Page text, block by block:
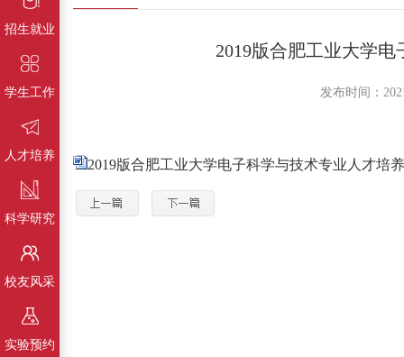
招生就业
学生工作
人才培养
科学研究
校友风采
实验预约
2019版合肥工业大学
发布时间：
2019版合肥工业大学电子科学与技术专业人才培